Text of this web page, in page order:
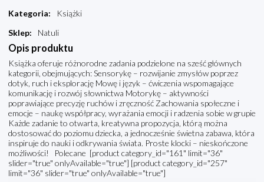
Kategoria:
Książki
Sklep: Natuli
Opis produktu
Książka oferuje różnorodne zadania podzielone na sześć głównych
kategorii, obejmujących: Sensorykę – rozwijanie zmysłów poprzez
dotyk, ruch i eksplorację Mowę i język – ćwiczenia wspomagające
komunikację i rozwój słownictwa Motorykę – aktywności
poprawiające precyzję ruchów i zręczność Zachowania społeczne i
emocje – naukę współpracy, wyrażania emocji i radzenia sobie w grupie
Każde zadanie to otwarta, kreatywna propozycja, którą można
dostosować do poziomu dziecka, a jednocześnie świetna zabawa, która
inspiruje do nauki i odkrywania świata. Proste klocki – nieskończone
możliwości! Polecane [product category_id="161" limit="36"
slider="true" onlyAvailable="true"] [product category_id="257"
limit="36" slider="true" onlyAvailable="true"]